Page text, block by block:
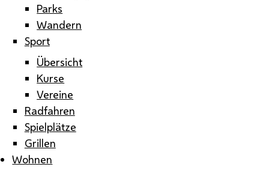
Parks
Wandern
Sport
Übersicht
Kurse
Vereine
Radfahren
Spielplätze
Grillen
Wohnen